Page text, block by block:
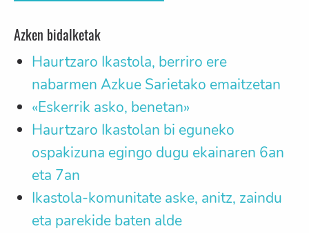
Azken bidalketak
Haurtzaro Ikastola, berriro ere
nabarmen Azkue Sarietako emaitzetan
«Eskerrik asko, benetan»
Haurtzaro Ikastolan bi eguneko
ospakizuna egingo dugu ekainaren 6an
eta 7an
Ikastola-komunitate aske, anitz, zaindu
eta parekide baten alde